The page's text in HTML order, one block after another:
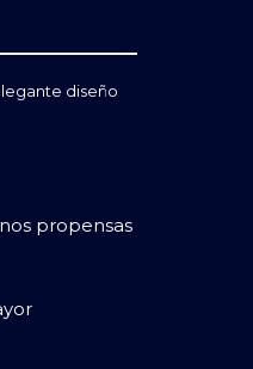
diseño
propensas